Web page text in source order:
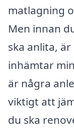
matlagning
Men innan
ska anlita,
inhämtar
är några
viktigt att
du ska